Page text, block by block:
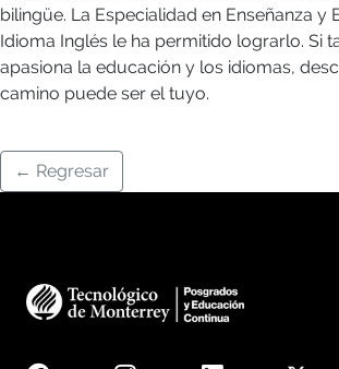
bilingüe. La Especialidad en Enseñanza y
Idioma Inglés le ha permitido lograrlo. Si
apasiona la educación y los idiomas,
camino puede ser el tuyo.
← Regresar